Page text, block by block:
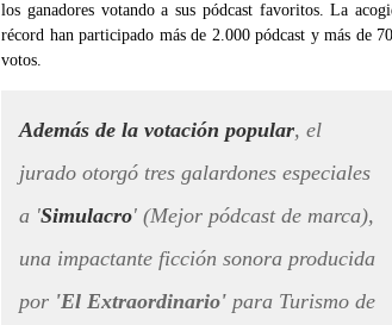
los ganadores votando a sus pódcast favoritos. La
récord han participado más de 2.000 pódcast y más de
votos.
Además de la votación popular, el
jurado otorgó tres galardones especiales
a 'Simulacro' (Mejor pódcast de marca),
una impactante ficción sonora producida
por 'El Extraordinario' para Turismo de